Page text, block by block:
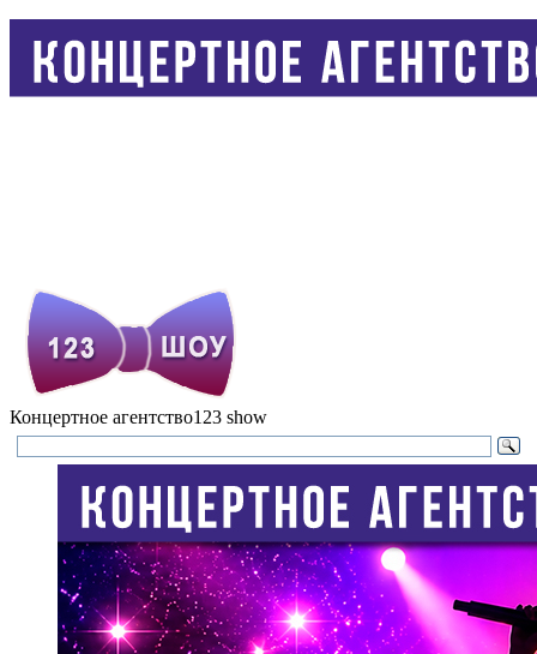
Концертное агентство123 show